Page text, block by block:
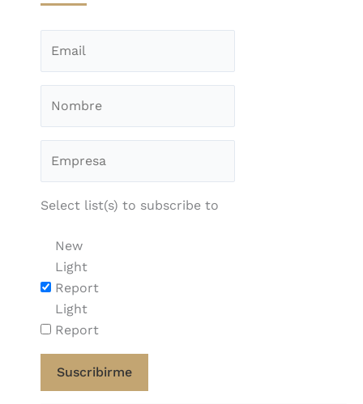
Select list(s) to subscribe to
New
Light
Report
Light
Report